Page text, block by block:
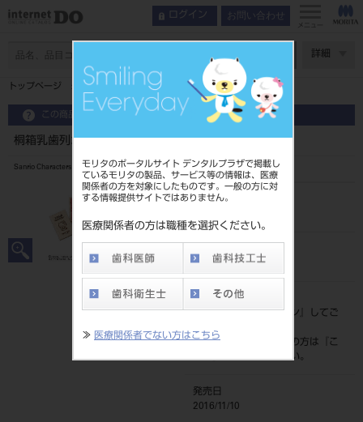
モリタのポータルサイト デンタルプラザで掲載し
ているモリタの製品、サービス等の情報は、医療
関係者の方を対象にしたものです。一般の方に対
する情報提供サイトではありません。
医療関係者の方は職種を選択ください。
≫ 医療関係者でない方はこちら
ログイン お問い合わせ
メニュー
詳細
トップページ 桐箱乳歯列ボックス ディアダニエル
この商品に関するお問い合わせ
桐箱乳歯列ボックス ディアダニエル
Sanrio Characters Milk Teeth Memory Box
品目コード
4560251600825
標準価格
価格の確認は『ログイン
』してご
ネット会員登録がまだの方は『
こ
ちら』より登録ください。
発売日
2016/11/10